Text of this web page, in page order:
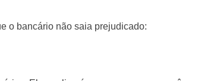
o bancário não saia prejudicado: